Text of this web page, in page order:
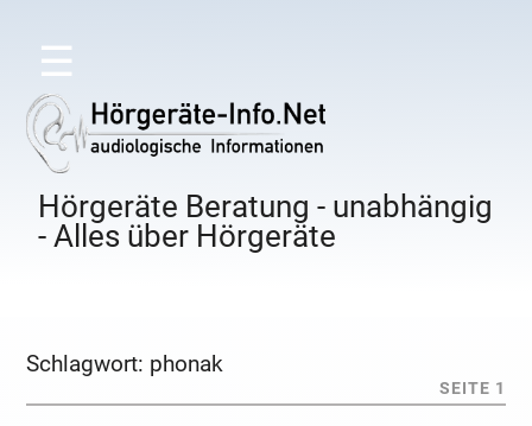
☰
Hörgeräte Beratung - unabhängig
- Alles über Hörgeräte
Schlagwort: phonak
SEITE 1